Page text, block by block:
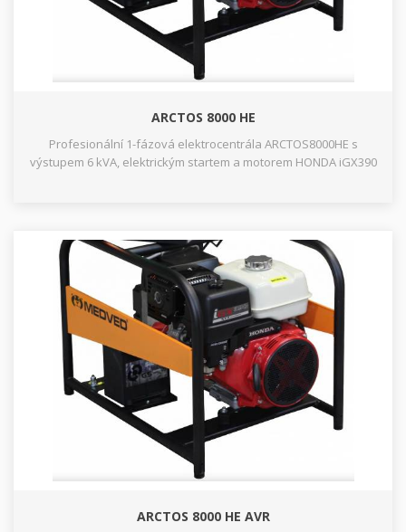
ARCTOS 8000 HE
Profesionální 1-fázová elektrocentrála ARCTOS8000HE s
výstupem 6 kVA, elektrickým startem a motorem HONDA iGX390
ARCTOS 8000 HE AVR